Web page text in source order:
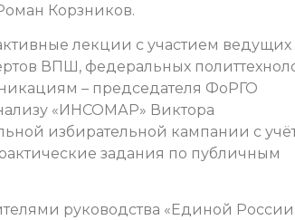
Корзников.
лекции с участием ведущих
ВПШ, федеральных
– председателя ФоРГО
«ИНСОМАР» Виктора
избирательной кампании с
задания по публичным
руководства «Единой